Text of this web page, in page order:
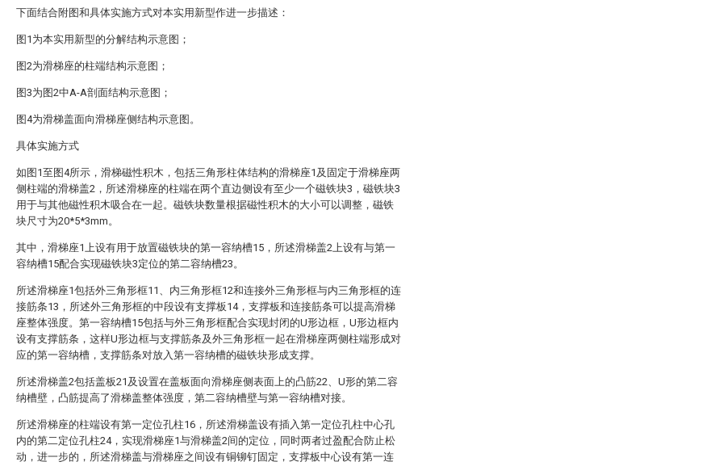
下面结合附图和具体实施方式对本实用新型作进一步描述：
图1为本实用新型的分解结构示意图；
图2为滑梯座的柱端结构示意图；
图3为图2中A-A剖面结构示意图；
图4为滑梯盖面向滑梯座侧结构示意图。
具体实施方式
如图1至图4所示，滑梯磁性积木，包括三角形柱体结构的滑梯座1及固定于滑梯座两
侧柱端的滑梯盖2，所述滑梯座的柱端在两个直边侧设有至少一个磁铁块3，磁铁块3
用于与其他磁性积木吸合在一起。磁铁块数量根据磁性积木的大小可以调整，磁铁
块尺寸为20*5*3mm。
其中，滑梯座1上设有用于放置磁铁块的第一容纳槽15，所述滑梯盖2上设有与第一
容纳槽15配合实现磁铁块3定位的第二容纳槽23。
所述滑梯座1包括外三角形框11、内三角形框12和连接外三角形框与内三角形框的连
接筋条13，所述外三角形框的中段设有支撑板14，支撑板和连接筋条可以提高滑梯
座整体强度。第一容纳槽15包括与外三角形框配合实现封闭的U形边框，U形边框内
设有支撑筋条，这样U形边框与支撑筋条及外三角形框一起在滑梯座两侧柱端形成对
应的第一容纳槽，支撑筋条对放入第一容纳槽的磁铁块形成支撑。
所述滑梯盖2包括盖板21及设置在盖板面向滑梯座侧表面上的凸筋22、U形的第二容
纳槽壁，凸筋提高了滑梯盖整体强度，第二容纳槽壁与第一容纳槽对接。
所述滑梯座的柱端设有第一定位孔柱16，所述滑梯盖设有插入第一定位孔柱中心孔
内的第二定位孔柱24，实现滑梯座1与滑梯盖2间的定位，同时两者过盈配合防止松
动，进一步的，所述滑梯盖与滑梯座之间设有铜铆钉固定，支撑板中心设有第一连